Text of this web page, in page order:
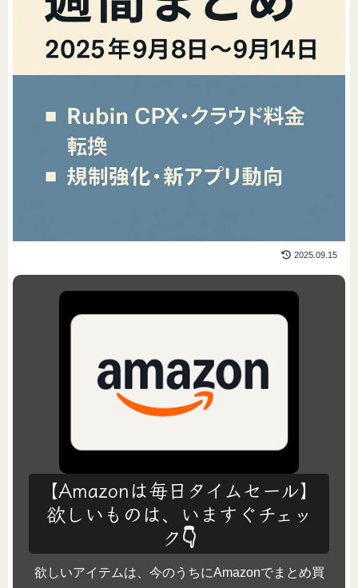
2025.09.15
【Amazonは毎日タイムセール】
欲しいものは、いますぐチェッ
ク👇
欲しいアイテムは、今のうちにAmazonでまとめ買